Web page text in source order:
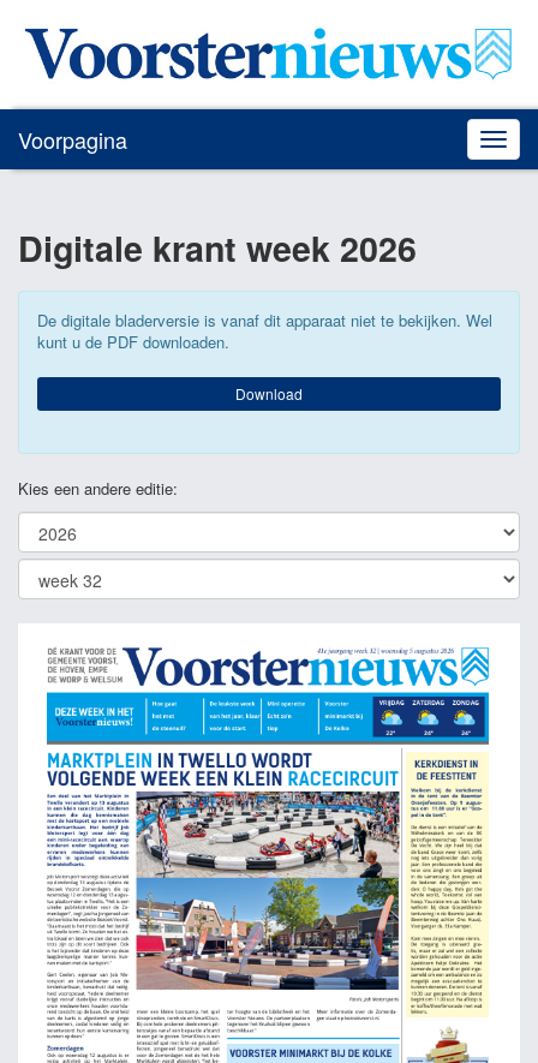
Toggle
Voorpagina
Digitale krant week 2026
De digitale bladerversie is vanaf dit apparaat niet te bekijken. Wel
kunt u de PDF downloaden.
Download
Kies een andere editie: